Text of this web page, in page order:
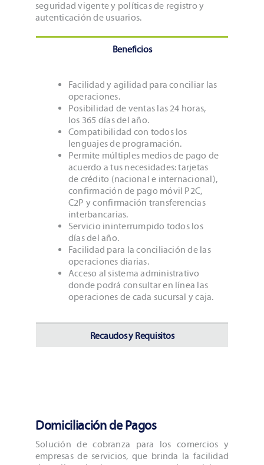
seguridad vigente y políticas de registro y
autenticación de usuarios.
Beneficios
Facilidad y agilidad para conciliar las
operaciones.
Posibilidad de ventas las 24 horas,
los 365 días del año.
Compatibilidad con todos los
lenguajes de programación.
Permite múltiples medios de pago de
acuerdo a tus necesidades: tarjetas
de crédito (nacional e internacional),
confirmación de pago móvil P2C,
C2P y confirmación transferencias
interbancarias.
Servicio ininterrumpido todos los
días del año.
Facilidad para la conciliación de las
operaciones diarias.
Acceso al sistema administrativo
donde podrá consultar en línea las
operaciones de cada sucursal y caja.
Recaudos y Requisitos
Domiciliación de Pagos
Solución de cobranza para los comercios y
empresas de servicios, que brinda la facilidad